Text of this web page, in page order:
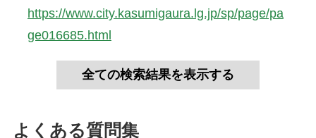
https://www.city.kasumigaura.lg.jp/sp/page/pa
ge016685.html
よくある質問集